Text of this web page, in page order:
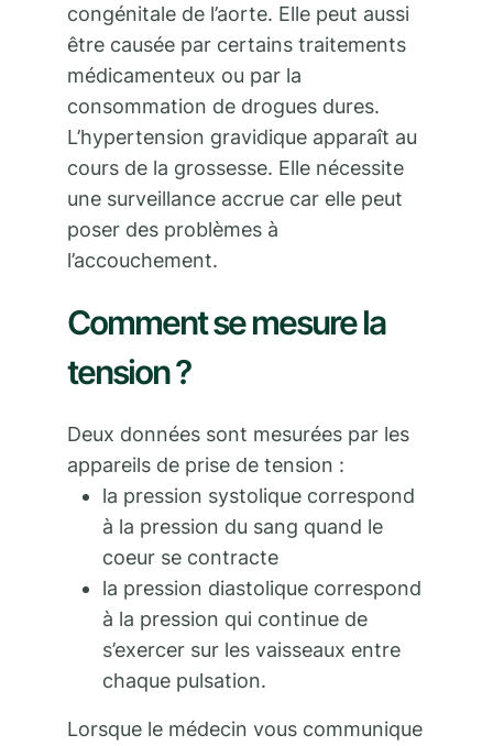
congénitale de l’aorte. Elle peut aussi
être causée par certains traitements
médicamenteux ou par la
consommation de drogues dures.
L’hypertension gravidique apparaît au
cours de la grossesse. Elle nécessite
une surveillance accrue car elle peut
poser des problèmes à
l’accouchement.
Comment se mesure la
tension ?
Deux données sont mesurées par les
appareils de prise de tension :
la pression systolique correspond
à la pression du sang quand le
coeur se contracte
la pression diastolique correspond
à la pression qui continue de
s’exercer sur les vaisseaux entre
chaque pulsation.
Lorsque le médecin vous communique